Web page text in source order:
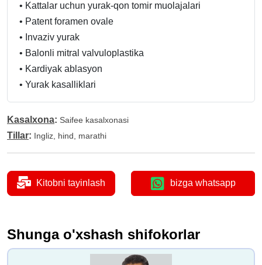
• Kattalar uchun yurak-qon tomir muolajalari
• Patent foramen ovale
• Invaziv yurak
• Balonli mitral valvuloplastika
• Kardiyak ablasyon
• Yurak kasalliklari
Kasalxona: Saifee kasalxonasi
Tillar: Ingliz, hind, marathi
Kitobni tayinlash bizga whatsapp
Shunga o'xshash shifokorlar